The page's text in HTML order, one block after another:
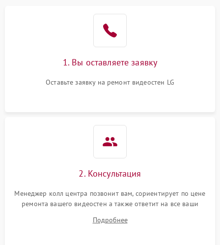
1. Вы оставляете заявку
Оставьте заявку на ремонт видеостен LG
2. Консультация
Менеджер колл центра позвонит вам, сориентирует по цене
ремонта вашего видеостен а также ответит на все ваши
Подробнее